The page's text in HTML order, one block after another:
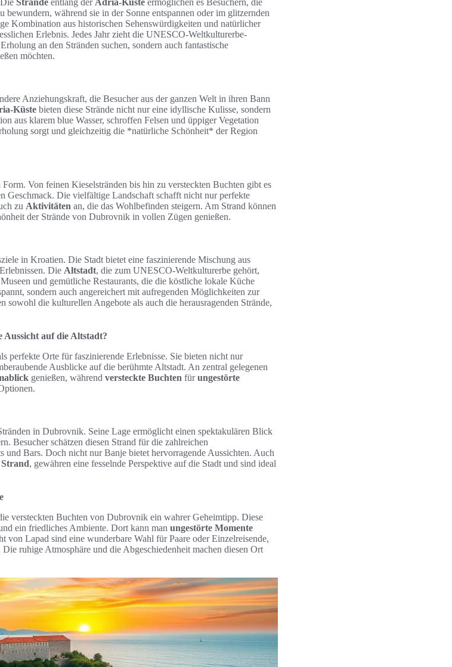
bewundern, während sie in der Sonne entspannen oder im glitzernden
Kombination aus historischen Sehenswürdigkeiten und natürlicher
Erlebnis. Jedes Jahr zieht die UNESCO-Weltkulturerbe-
an den Stränden suchen, sondern auch fantastische
möchten.
Anziehungskraft, die Besucher aus der ganzen Welt in ihren Bann
Küste bieten diese Strände nicht nur eine idyllische Kulisse, sondern
aus klarem blue Wasser, schroffen Felsen und üppiger Vegetation
sorgt und gleichzeitig die *natürliche Schönheit* der Region
Von feinen Kieselstränden bis hin zu versteckten Buchten gibt es
Geschmack. Die vielfältige Landschaft schafft nicht nur perfekte
zu Aktivitäten an, die das Wohlbefinden steigern. Am Strand können
der Strände von Dubrovnik in vollen Zügen genießen.
in Kroatien. Die Stadt bietet eine faszinierende Mischung aus
Die Altstadt, die zum UNESCO-Weltkulturerbe gehört,
und gemütliche Restaurants, die die köstliche lokale Küche
sondern auch angereichert mit aufregenden Möglichkeiten zur
sowohl die kulturellen Angebote als auch die herausragenden Strände,
Aussicht auf die Altstadt?
perfekte Orte für faszinierende Erlebnisse. Sie bieten nicht nur
Ausblicke auf die berühmte Altstadt. An zentral gelegenen
genießen, während versteckte Buchten fürungestörte
in Dubrovnik. Seine Lage ermöglicht einen spektakulären Blick
Besucher schätzen diesen Strand für die zahlreichen
und Bars. Doch nicht nur Banje bietet hervorragende Aussichten. Auch
, gewähren eine fesselnde Perspektive auf die Stadt und sind ideal
versteckten Buchten von Dubrovnik ein wahrer Geheimtipp. Diese
ein friedliches Ambiente. Dort kann man ungestörte Momente
von Lapad sind eine wunderbare Wahl für Paare oder Einzelreisende,
ruhige Atmosphäre und die Abgeschiedenheit machen diesen Ort